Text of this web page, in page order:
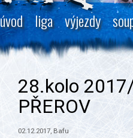
úvod liga výjezdy
28.kolo
PŘEROV
02.12.2017, Bafu